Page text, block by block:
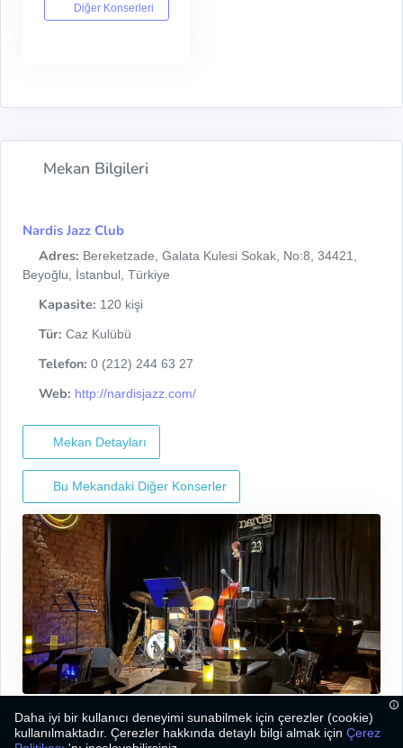
Diğer Konserleri
Mekan Bilgileri
Nardis Jazz Club
Adres: Bereketzade, Galata Kulesi Sokak, No:8, 34421,
Beyoğlu, İstanbul, Türkiye
Kapasite: 120 kişi
Tür: Caz Kulübü
Telefon: 0 (212) 244 63 27
Web: http://nardisjazz.com/
Mekan Detayları
Bu Mekandaki Diğer Konserler
Daha iyi bir kullanıcı deneyimi sunabilmek için çerezler (cookie)
kullanılmaktadır. Çerezler hakkında detaylı bilgi almak için Çerez